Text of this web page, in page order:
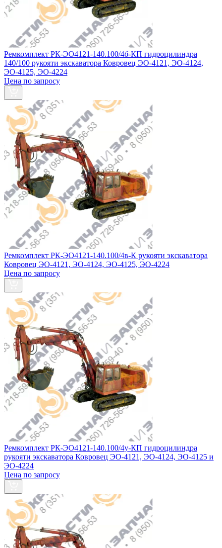
Ремкомплект РК-ЭО4121-140.100/4б-КП гидроцилиндра
140/100 рукояти экскаватора Ковровец ЭО-4121, ЭО-4124,
ЭО-4125, ЭО-4224
Цена по запросу
Ремкомплект РК-ЭО4121-140.100/4в-К рукояти экскаватора
Ковровец ЭО-4121, ЭО-4124, ЭО-4125, ЭО-4224
Цена по запросу
Ремкомплект РК-ЭО4121-140.100/4у-КП гидроцилиндра
рукояти экскаватора Ковровец ЭО-4121, ЭО-4124, ЭО-4125 и
ЭО-4224
Цена по запросу